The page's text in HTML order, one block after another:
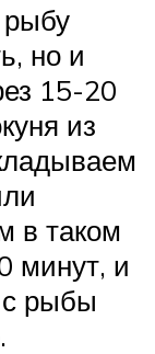
рыбу
но и
15-20
из
в таком
минут, и
рыбы